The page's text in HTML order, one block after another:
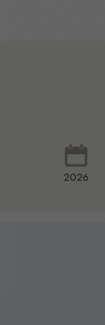
2026